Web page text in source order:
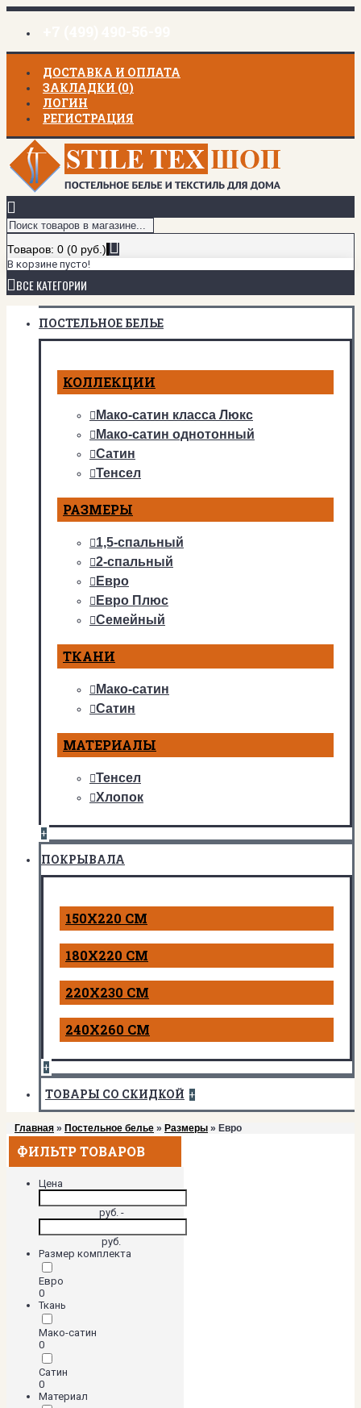
ДОСТАВКА И ОПЛАТА
ЗАКЛАДКИ (0)
ЛОГИН
РЕГИСТРАЦИЯ
Товаров: 0 (0 руб.)
В корзине пусто!
ВСЕ КАТЕГОРИИ
ПОСТЕЛЬНОЕ БЕЛЬЕ
КОЛЛЕКЦИИ
Мако-сатин класса Люкс
Мако-сатин однотонный
Сатин
Тенсел
РАЗМЕРЫ
1,5-спальный
2-спальный
Евро
Евро Плюс
Семейный
ТКАНИ
Мако-сатин
Сатин
МАТЕРИАЛЫ
Тенсел
Хлопок
+
ПОКРЫВАЛА
150Х220 СМ
180Х220 СМ
220Х230 СМ
240Х260 СМ
+
ТОВАРЫ СО СКИДКОЙ +
Главная » Постельное белье » Размеры » Евро
ФИЛЬТР ТОВАРОВ
Цена
руб. -
руб.
Размер комплекта
Евро
0
Ткань
Мако-сатин
0
Сатин
0
Материал